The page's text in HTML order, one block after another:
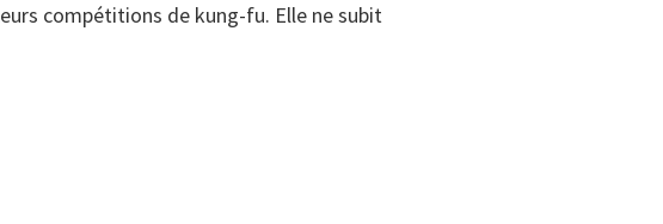
compétitions de kung-fu. Elle ne subit